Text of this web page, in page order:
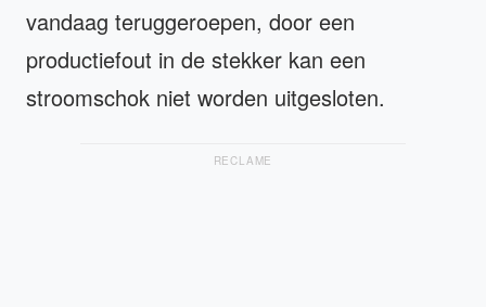
vandaag teruggeroepen, door een
productiefout in de stekker kan een
stroomschok niet worden uitgesloten.
RECLAME